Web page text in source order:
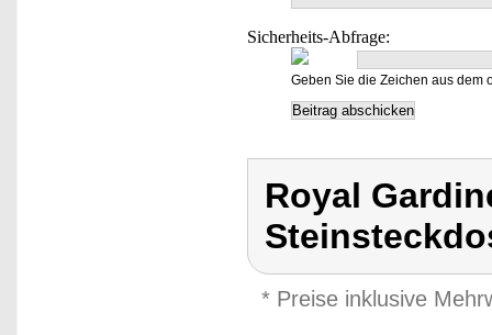
Sicherheits-Abfrage:
Geben Sie die Zeichen aus dem
Royal
* Preise inklusive